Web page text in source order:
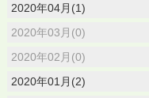
2020年04月(1)
2020年03月(0)
2020年02月(0)
2020年01月(2)